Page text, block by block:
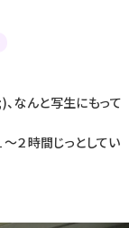
なんと写生にもって
２時間じっとしてい